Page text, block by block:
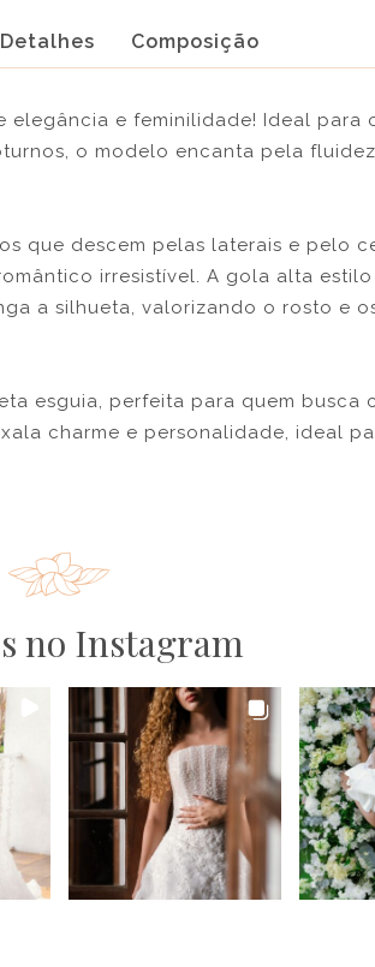
Detalhes Composição
e feminilidade! Ideal para
o modelo encanta pela
que descem pelas laterais e pelo
irresistível. A gola alta
a silhueta, valorizando o rosto e
esguia, perfeita para quem busca
charme e personalidade, ideal
no Instagram